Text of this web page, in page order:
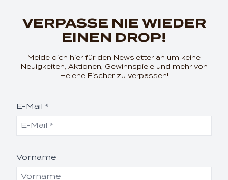
VERPASSE NIE WIEDER
EINEN DROP!
Melde dich hier für den Newsletter an um keine
Neuigkeiten, Aktionen, Gewinnspiele und mehr von
Helene Fischer zu verpassen!
E-Mail *
Vorname